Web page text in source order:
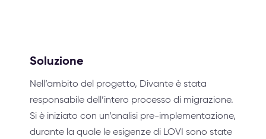
Soluzione
Nell’ambito del progetto, Divante è stata
responsabile dell’intero processo di migrazione.
Si è iniziato con un’analisi pre-implementazione,
durante la quale le esigenze di LOVI sono state